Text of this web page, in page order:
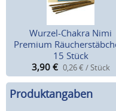
Wurzel-Chakra Nimi
Premium
15 Stück
3,90 € 0,26 € / Stück
Produktangaben